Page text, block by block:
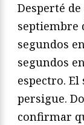
Desperté de
septiembre
segundos
segundos
espectro.
persigue.
confirmar